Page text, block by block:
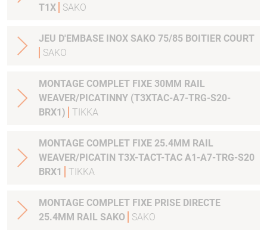
T1X
SAKO
JEU D'EMBASE INOX SAKO 75/85 BOITIER COURT
SAKO
MONTAGE COMPLET FIXE 30MM RAIL
WEAVER/PICATINNY (T3XTAC-A7-TRG-S20-
BRX1)
TIKKA
MONTAGE COMPLET FIXE 25.4MM RAIL
WEAVER/PICATIN T3X-TACT-TAC A1-A7-TRG-S20
BRX1
TIKKA
MONTAGE COMPLET FIXE PRISE DIRECTE
25.4MM RAIL SAKO
SAKO